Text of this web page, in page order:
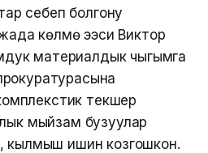
себеп болгону
көлмө ээси Виктор
материалдык чыгымга
текшерүү
мыйзам бузуулар
кылмыш ишин козгошкон.